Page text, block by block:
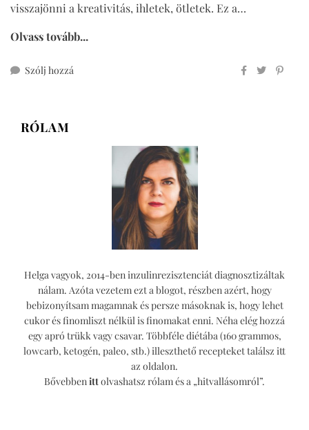
visszajönni a kreativitás, ihletek, ötletek. Ez a…
Olvass tovább...
Szólj hozzá
palacsinta
RÓLAM
Helga vagyok, 2014-ben inzulinrezisztenciát diagnosztizáltak
nálam. Azóta vezetem ezt a blogot, részben azért, hogy
bebizonyítsam magamnak és persze másoknak is, hogy lehet
cukor és finomliszt nélkül is finomakat enni. Néha elég hozzá
egy apró trükk vagy csavar. Többféle diétába (160 grammos,
lowcarb, ketogén, paleo, stb.) illeszthető recepteket találsz itt
az oldalon.
Bővebben ittolvashatsz rólam és a „hitvallásomról”.